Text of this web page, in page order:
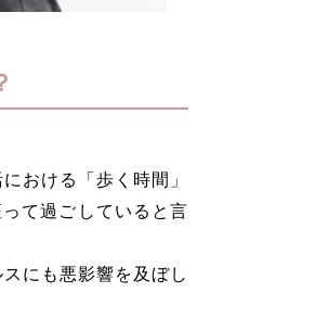
おける「歩く時間」
て過ごしていると言
にも悪影響を及ぼし